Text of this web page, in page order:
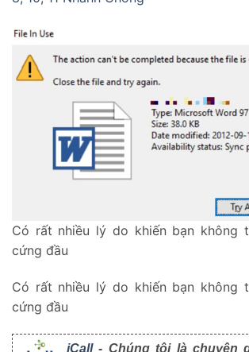
Có rất nhiều lý do khiến bạn không
cứng đầu
Có rất nhiều lý do khiến bạn không
cứng đầu
iCall- Chúng tôi là chuyên